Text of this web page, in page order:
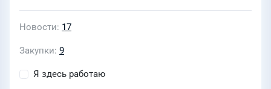
Новости 17
Закупки 9
Я здесь работаю